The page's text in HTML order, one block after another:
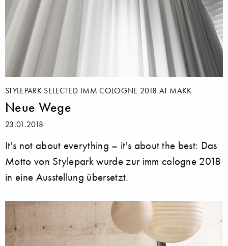
STYLEPARK SELECTED IMM COLOGNE 2018 AT MAKK
Neue Wege
23.01.2018
It's not about everything – it's about the best: Das
Motto von Stylepark wurde zur imm cologne 2018
in eine Ausstellung übersetzt.